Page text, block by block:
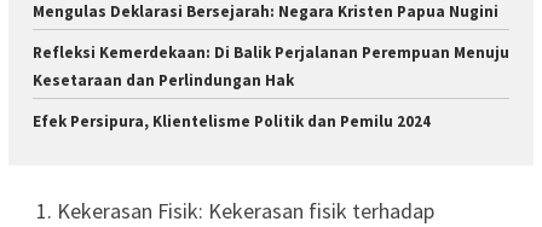
Mengulas Deklarasi Bersejarah: Negara Kristen Papua Nugini
Refleksi Kemerdekaan: Di Balik Perjalanan Perempuan Menuju
Kesetaraan dan Perlindungan Hak
Efek Persipura, Klientelisme Politik dan Pemilu 2024
Kekerasan Fisik: Kekerasan fisik terhadap